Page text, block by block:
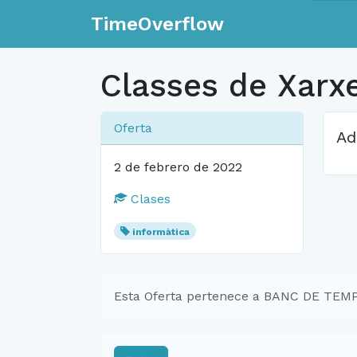
TimeOverflow
Classes de
Oferta
2 de febrero de 2022
Clases
informàtica
Esta Oferta pertenece a BANC DE